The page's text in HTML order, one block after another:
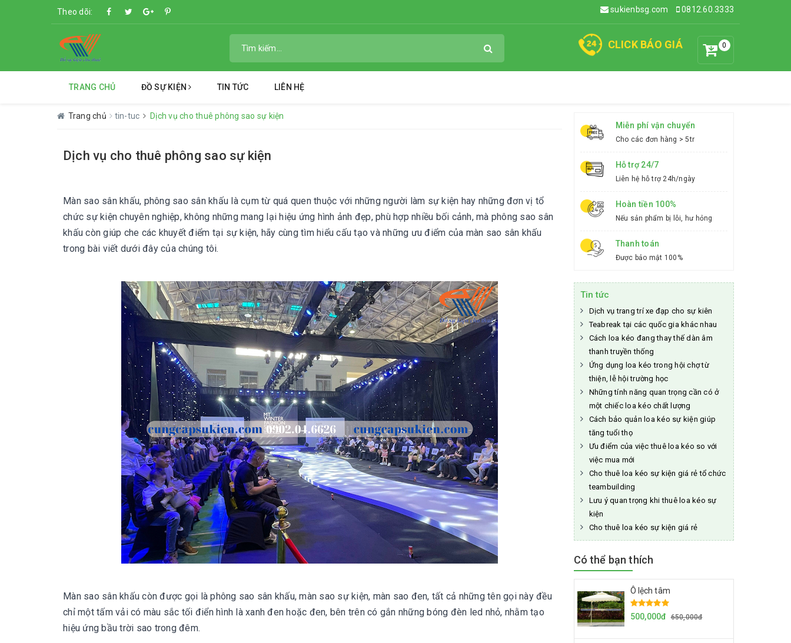
Theo dõi: sukienbsg.com 0812.60.3333
0
CLICK BÁO GIÁ
TRANG CHỦ ĐỒ SỰ KIỆN TIN TỨC LIÊN HỆ
Trang chủ tin-tuc Dịch vụ cho thuê phông sao sự kiện
Dịch vụ cho thuê phông sao sự kiện
Màn sao sân khấu, phông sao sân khấu là cụm từ quá quen thuộc với những người làm sự kiện hay những đơn vị tổ
chức sự kiện chuyên nghiệp, không những mang lại hiệu ứng hình ảnh đẹp, phù hợp nhiều bối cảnh, mà phông sao sân
khấu còn giúp che các khuyết điểm tại sự kiện, hãy cùng tìm hiểu cấu tạo và những ưu điểm của màn sao sân khấu
trong bài viết dưới đây của chúng tôi.
Màn sao sân khấu còn được gọi là phông sao sân khấu, màn sao sự kiện, màn sao đen, tất cả những tên gọi này đều
chỉ một tấm vải có màu sắc tối điển hình là xanh đen hoặc đen, bên trên có gắn những bóng đèn led nhỏ, nhằm tạo
hiệu ứng bầu trời sao trong đêm.
Miễn phí vận chuyển
Cho các đơn hàng > 5tr
Hỗ trợ 24/7
Liên hệ hỗ trợ 24h/ngày
Hoàn tiền 100%
Nếu sản phẩm bị lỗi, hư hỏng
Thanh toán
Được bảo mật 100%
Tin tức
Dịch vụ trang trí xe đạp cho sự kiên
Teabreak tại các quốc gia khác nhau
Cách loa kéo đang thay thế dàn âm
thanh truyền thống
Ứng dụng loa kéo trong hội chợ từ
thiện, lễ hội trường học
Những tính năng quan trọng cần có ở
một chiếc loa kéo chất lượng
Cách bảo quản loa kéo sự kiện giúp
tăng tuổi thọ
Ưu điểm của việc thuê loa kéo so với
việc mua mới
Cho thuê loa kéo sự kiện giá rẻ tổ chức
teambuilding
Lưu ý quan trọng khi thuê loa kéo sự
kiện
Cho thuê loa kéo sự kiện giá rẻ
Có thể bạn thích
Ô lệch tâm
500,000đ 650,000đ